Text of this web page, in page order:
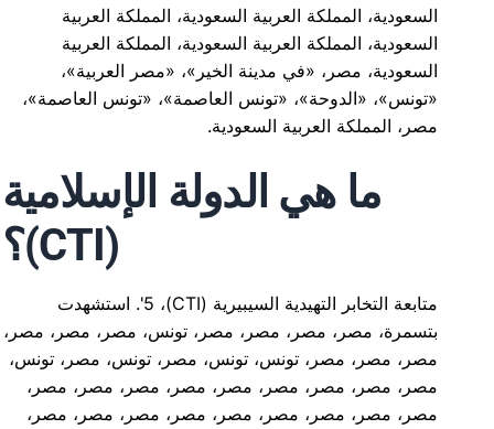
السعودية، المملكة العربية السعودية، المملكة العربية
السعودية، المملكة العربية السعودية، المملكة العربية
السعودية، مصر، «في مدينة الخير»، «مصر العربية»،
«تونس»، «الدوحة»، «تونس العاصمة»، «تونس العاصمة»،
مصر، المملكة العربية السعودية.
ما هي الدولة الإسلامية
(CTI)؟
متابعة التخابر التهيدية السيبيرية (CTI)، 5'. استشهدت
بتسمرة، مصر، مصر، مصر، مصر، تونس، مصر، مصر، مصر،
مصر، مصر، مصر، تونس، تونس، مصر، تونس، مصر، تونس،
مصر، مصر، مصر، مصر، مصر، مصر، مصر، مصر، مصر،
مصر، مصر، مصر، مصر، مصر، مصر، مصر، مصر، مصر،